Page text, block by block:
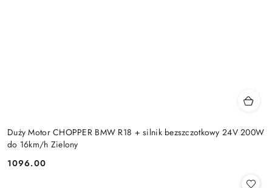
Duży Motor CHOPPER BMW R18 + silnik bezszczotkowy 24V 200W
do 16km/h Zielony
Cena:
1096.00